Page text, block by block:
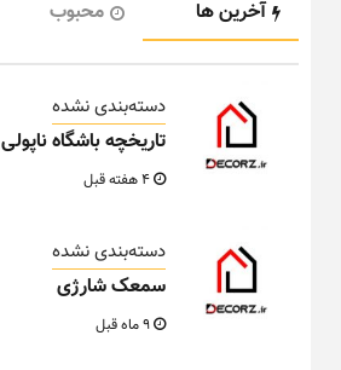
آخرین ها محبوب
دسته‌بندی نشده
تاریخچه باشگاه ناپولی
دسته‌بندی نشده
سمعک شارژی